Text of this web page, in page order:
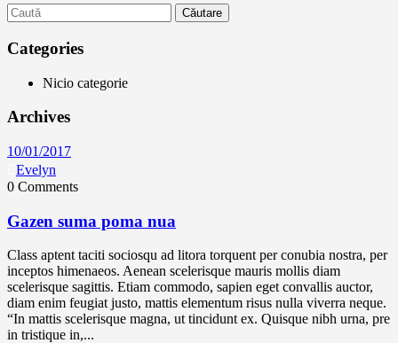
Căutare
Categories
Nicio categorie
Archives
10/01/2017
Evelyn
0 Comments
Gazen suma poma nua
Class aptent taciti sociosqu ad litora torquent per conubia nostra, per
inceptos himenaeos. Aenean scelerisque mauris mollis diam
scelerisque sagittis. Etiam commodo, sapien eget convallis auctor,
diam enim feugiat justo, mattis elementum risus nulla viverra neque.
“In mattis scelerisque magna, ut tincidunt ex. Quisque nibh urna, pre
in tristique in,...